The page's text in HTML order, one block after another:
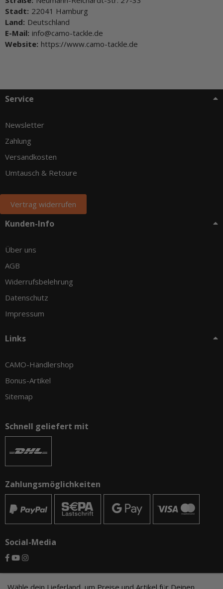
Wähle dein Lieferland, um Preise und Artikel für Deinen
Stadt: 22041 Hamburg
Land: Deutschland
E-Mail: info@camo-tackle.de
Website: https://www.camo-tackle.de
Service
Newsletter
Zahlung
Versandkosten
Umtausch & Retoure
Vertrag widerrufen
Kunden-Info
Über uns
AGB
Widerrufsbelehrung
Datenschutz
Impressum
Links
CAMO-Händlershop
Bonus-Artikel
Sitemap
Schnell geliefert mit
Zahlungsmöglichkeiten
Social-Media